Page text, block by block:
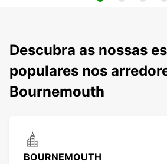
Descubra as nossas
populares nos
Bournemouth
BOURNEMOUTH